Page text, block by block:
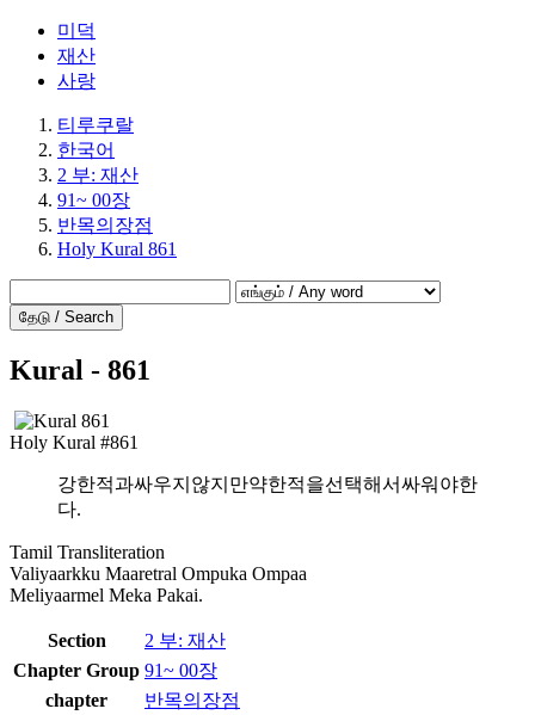
미덕
재산
사랑
티루쿠랄
한국어
2 부: 재산
91~ 00장
반목의장점
Holy Kural 861
தேடு / Search
Kural - 861
Holy Kural #861
강한적과싸우지않지만약한적을선택해서싸워야한
다.
Tamil Transliteration
Valiyaarkku Maaretral Ompuka Ompaa
Meliyaarmel Meka Pakai.
Section
2 부: 재산
Chapter Group 91~ 00장
chapter
반목의장점